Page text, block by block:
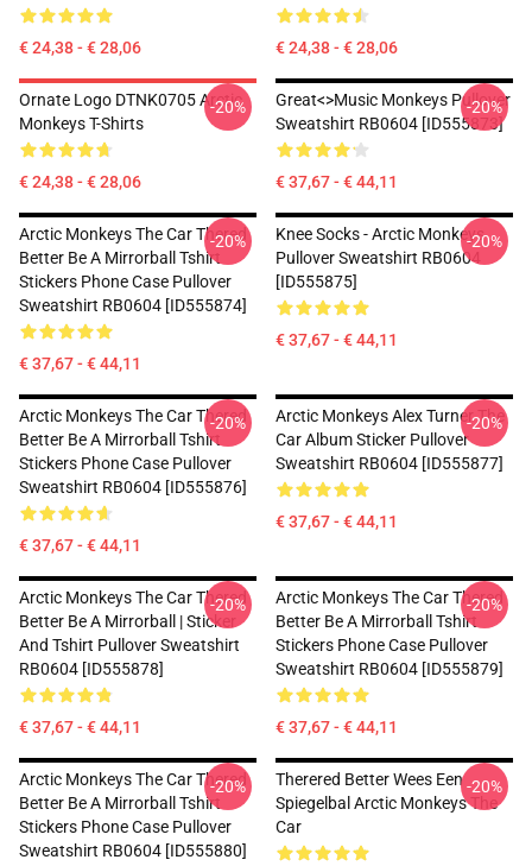
€ 24,38 - € 28,06 € 24,38 - € 28,06
Ornate Logo DTNK0705 Arctic
Monkeys T-Shirts
€ 24,38 - € 28,06
-20%
Great<>music Monkeys Pullover
Sweatshirt RB0604 [ID555873]
€ 37,67 - € 44,11
-20%
Arctic Monkeys The Car Thered
Better Be A Mirrorball Tshirt
Stickers Phone Case Pullover
Sweatshirt RB0604 [ID555874]
€ 37,67 - € 44,11
-20%
Knee Socks - Arctic Monkeys
Pullover Sweatshirt RB0604
[ID555875]
€ 37,67 - € 44,11
-20%
Arctic Monkeys The Car Thered
Better Be A Mirrorball Tshirt
Stickers Phone Case Pullover
Sweatshirt RB0604 [ID555876]
€ 37,67 - € 44,11
-20%
Arctic Monkeys Alex Turner The
Car Album Sticker Pullover
Sweatshirt RB0604 [ID555877]
€ 37,67 - € 44,11
-20%
Arctic Monkeys The Car Thered
Better Be A Mirrorball | Sticker
And Tshirt Pullover Sweatshirt
RB0604 [ID555878]
€ 37,67 - € 44,11
-20%
Arctic Monkeys The Car Thered
Better Be A Mirrorball Tshirt
Stickers Phone Case Pullover
Sweatshirt RB0604 [ID555879]
€ 37,67 - € 44,11
-20%
Arctic Monkeys The Car Thered
Better Be A Mirrorball Tshirt
Stickers Phone Case Pullover
Sweatshirt RB0604 [ID555880]
-20%
Therered Better Wees Een
Spiegelbal Arctic Monkeys The
Car
-20%